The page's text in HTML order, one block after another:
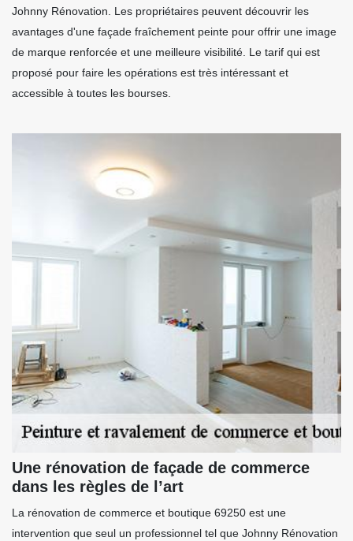
Johnny Rénovation. Les propriétaires peuvent découvrir les
avantages d'une façade fraîchement peinte pour offrir une image
de marque renforcée et une meilleure visibilité. Le tarif qui est
proposé pour faire les opérations est très intéressant et
accessible à toutes les bourses.
Une rénovation de façade de commerce
dans les règles de l’art
La rénovation de commerce et boutique 69250 est une
intervention que seul un professionnel tel que Johnny Rénovation